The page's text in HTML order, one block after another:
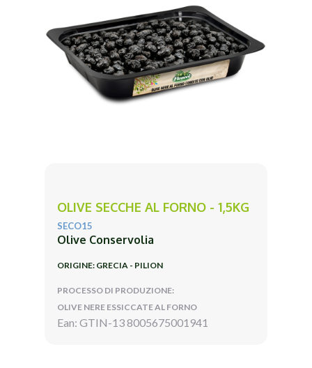
OLIVE SECCHE AL FORNO - 1,5KG
SECO15
Olive Conservolia
ORIGINE: GRECIA - PILION
PROCESSO DI PRODUZIONE:
OLIVE NERE ESSICCATE AL FORNO
Ean: GTIN-13 8005675001941